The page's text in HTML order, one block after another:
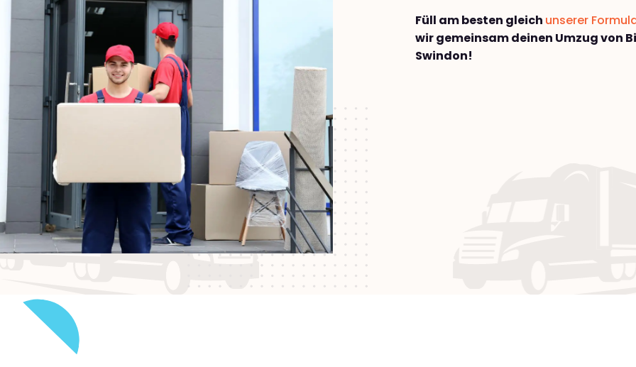
Füll am besten gleich unserer
wir gemeinsam deinen Umzug von
Swindon!